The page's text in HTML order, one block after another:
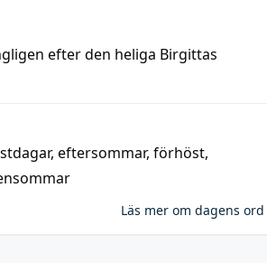
efter den heliga Birgittas
, eftersommar, förhöst,
Läs mer om dagens ord